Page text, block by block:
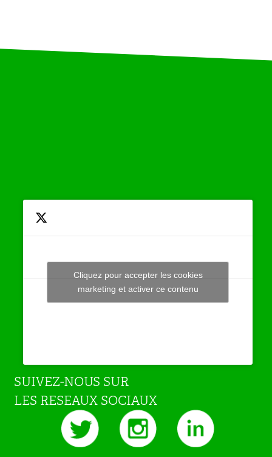
Tweets by JeuAchat
Cliquez pour accepter les cookies
marketing et activer ce contenu
SUIVEZ-NOUS SUR
LES RESEAUX SOCIAUX